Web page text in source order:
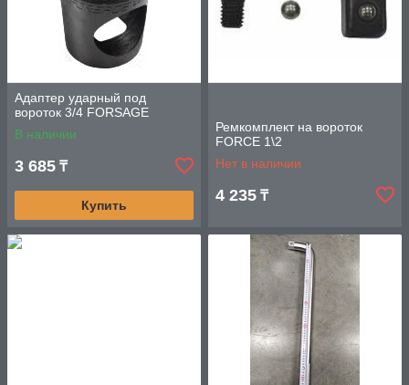
Адаптер ударный под
вороток 3/4 FORSAGE
В наличии
3 685 ₸
Купить
Ремкомплект на вороток
FORCE 1\2
Нет в наличии
4 235 ₸